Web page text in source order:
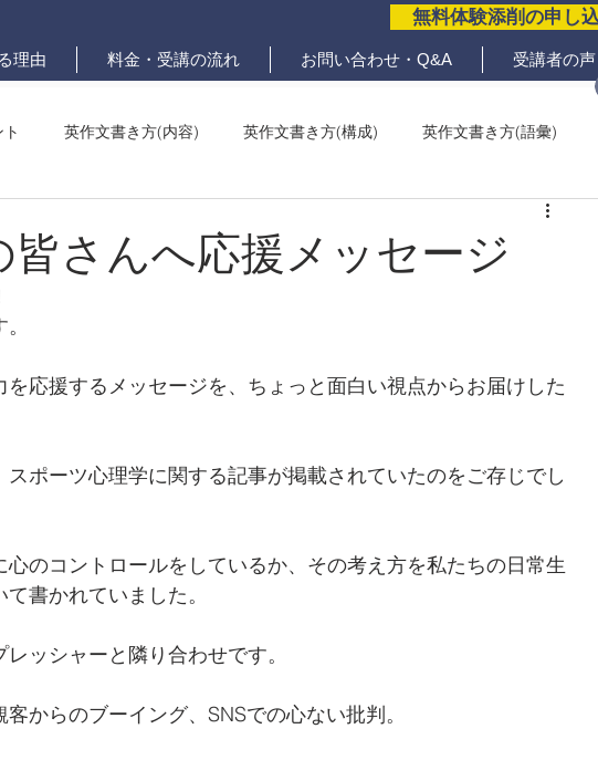
無料体験添削の申し
理由 料金・受講の流れ お問い合わせ・Q&A 受講者の声
英作文書き方(内容) 英作文書き方(構成) 英作文書き方(語彙)
皆さんへ応援メッセージ
応援するメッセージを、ちょっと面白い視点からお届けした
ポーツ心理学に関する記事が掲載されていたのをご存じでし
のコントロールをしているか、その考え方を私たちの日常生
書かれていました。
ッシャーと隣り合わせです。
からのブーイング、SNSでの心ない批判。